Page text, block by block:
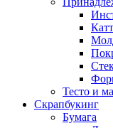
Тесто и
Скрапбукинг
Бумага